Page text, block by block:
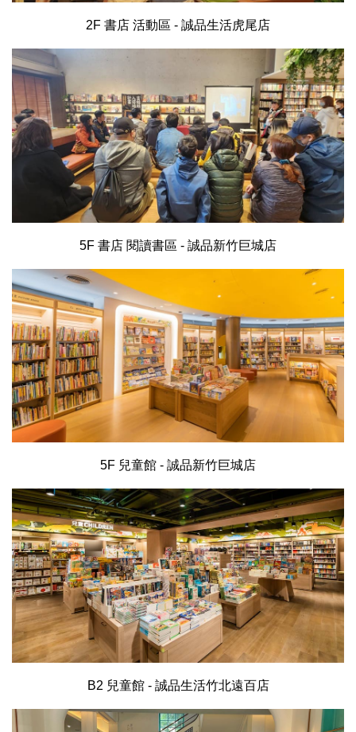
2F 書店 活動區 - 誠品生活虎尾店
5F 書店 閱讀書區 - 誠品新竹巨城店
5F 兒童館 - 誠品新竹巨城店
B2 兒童館 - 誠品生活竹北遠百店